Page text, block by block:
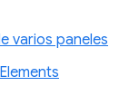
varios paneles